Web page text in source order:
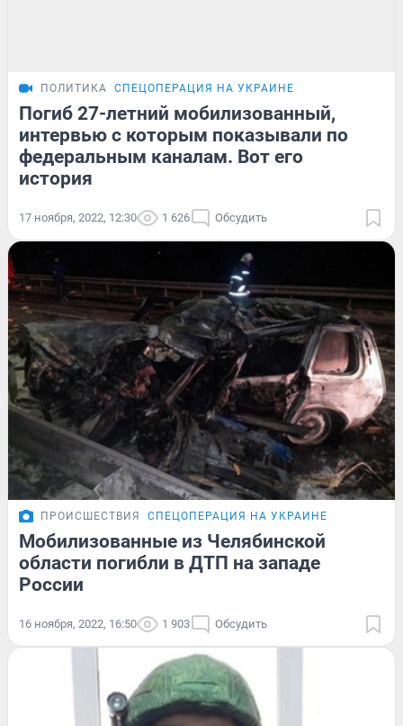
ПОЛИТИКА СПЕЦОПЕРАЦИЯ НА УКРАИНЕ
Погиб 27-летний мобилизованный,
интервью с которым показывали по
федеральным каналам. Вот его
история
17 ноября, 2022, 12:30 1 626 Обсудить
ПРОИСШЕСТВИЯ СПЕЦОПЕРАЦИЯ НА УКРАИНЕ
Мобилизованные из Челябинской
области погибли в ДТП на западе
России
16 ноября, 2022, 16:50 1 903 Обсудить